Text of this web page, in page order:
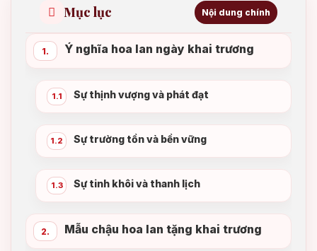
Mục lục Nội dung chính
1. Ý nghĩa hoa lan ngày khai trương
1.1 Sự thịnh vượng và phát đạt
1.2 Sự trường tồn và bền vững
1.3 Sự tinh khôi và thanh lịch
2. Mẫu chậu hoa lan tặng khai trương